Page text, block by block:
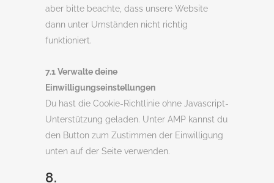
aber bitte beachte, dass unsere Website
dann unter Umständen nicht richtig
funktioniert.
7.1 Verwalte deine
Einwilligungseinstellungen
Du hast die Cookie-Richtlinie ohne Javascript-
Unterstützung geladen. Unter AMP kannst du
den Button zum Zustimmen der Einwilligung
unten auf der Seite verwenden.
8.